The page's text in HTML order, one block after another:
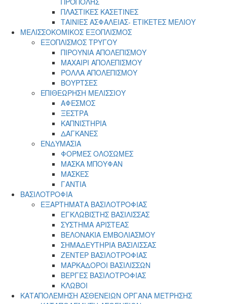
ΠΛΑΣΤΙΚΕΣ ΚΑΣΕΤΙΝΕΣ
ΤΑΙΝΙΕΣ ΑΣΦΑΛΕΙΑΣ- ΕΤΙΚΕΤΕΣ ΜΕΛΙΟΥ
ΜΕΛΙΣΣΟΚΟΜΙΚΟΣ ΕΞΟΠΛΙΣΜΟΣ
ΕΞΟΠΛΙΣΜΟΣ ΤΡΥΓΟΥ
ΠΙΡΟΥΝΙΑ ΑΠΟΛΕΠΙΣΜΟΥ
ΜΑΧΑΙΡΙ ΑΠΟΛΕΠΙΣΜΟΥ
ΡΟΛΛΑ ΑΠΟΛΕΠΙΣΜΟΥ
ΒΟΥΡΤΣΕΣ
ΕΠΙΘΕΩΡΗΣΗ ΜΕΛΙΣΣΙΟΥ
ΑΦΕΣΜΟΣ
ΞΕΣΤΡΑ
ΚΑΠΝΙΣΤΗΡΙΑ
ΔΑΓΚΑΝΕΣ
ΕΝΔΥΜΑΣΙΑ
ΦΟΡΜΕΣ ΟΛΟΣΩΜΕΣ
ΜΑΣΚΑ ΜΠΟΥΦΑΝ
ΜΑΣΚΕΣ
ΓΑΝΤΙΑ
ΒΑΣΙΛΟΤΡΟΦΙΑ
ΕΞΑΡΤΗΜΑΤΑ ΒΑΣΙΛΟΤΡΟΦΙΑΣ
ΕΓΚΛΩΒΙΣΤΗΣ ΒΑΣΙΛΙΣΣΑΣ
ΣΥΣΤΗΜΑ ΑΡΙΣΤΕΑΣ
ΒΕΛΟΝΑΚΙΑ ΕΜΒΟΛΙΑΣΜΟΥ
ΣΗΜΑΔΕΥΤΗΡΙΑ ΒΑΣΙΛΙΣΣΑΣ
ΖΕΝΤΕΡ ΒΑΣΙΛΟΤΡΟΦΙΑΣ
ΜΑΡΚΑΔΟΡΟΙ ΒΑΣΙΛΙΣΣΩΝ
ΒΕΡΓΕΣ ΒΑΣΙΛΟΤΡΟΦΙΑΣ
ΚΛΩΒΟΙ
ΚΑΤΑΠΟΛΕΜΗΣΗ ΑΣΘΕΝΕΙΩΝ ΟΡΓΑΝΑ ΜΕΤΡΗΣΗΣ